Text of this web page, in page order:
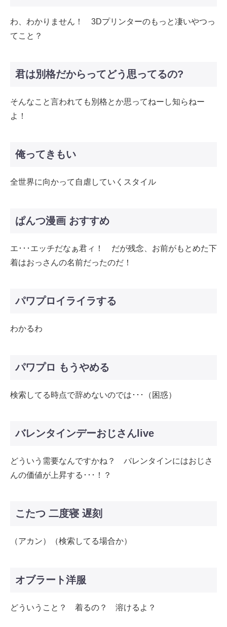
わ、わかりません！ 3Dプリンターのもっと凄いやつっ
てこと？
君は別格だからってどう思ってるの?
そんなこと言われても別格とか思ってねーし知らねー
よ！
俺ってきもい
全世界に向かって自虐していくスタイル
ぱんつ漫画 おすすめ
エ･･･エッチだなぁ君ィ！ だが残念、お前がもとめた下
着はおっさんの名前だったのだ！
パワプロイライラする
わかるわ
パワプロ もうやめる
検索してる時点で辞めないのでは･･･（困惑）
バレンタインデーおじさんlive
どういう需要なんですかね？ バレンタインにはおじさ
んの価値が上昇する･･･！？
こたつ 二度寝 遅刻
（アカン）（検索してる場合か）
オブラート洋服
どういうこと？ 着るの？ 溶けるよ？